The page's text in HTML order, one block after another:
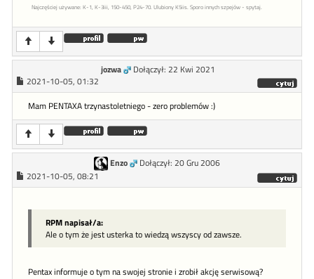
Najczęściej używane: K-1, K-3iii, 150-450, P24-70. Ulubiony K5iis. Sporo innych szpejów - spytaj.
jozwa
Dołączył: 22 Kwi 2021
2021-10-05, 01:32
Mam PENTAXA trzynastoletniego - zero problemów :)
Enzo
Dołączył: 20 Gru 2006
2021-10-05, 08:21
RPM napisał/a:
Ale o tym że jest usterka to wiedzą wszyscy od zawsze.
Pentax informuje o tym na swojej stronie i zrobił akcję serwisową?